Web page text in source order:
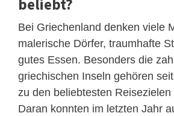
beliebt?
Bei Griechenland denken viele
malerische Dörfer, traumhafte
gutes Essen. Besonders die
griechischen Inseln gehören
zu den beliebtesten Reisezielen
Daran konnten im letzten Jahr